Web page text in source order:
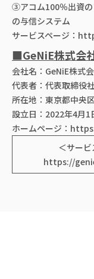
③アコム100％出資の
の与信システム
サービスページ：
■GeNiE株式会
会社名：GeNiE株式
代表者：代表取締役
所在地：東京都中央
設立日：2022年4月1
ホームページ：
＜サー
https://